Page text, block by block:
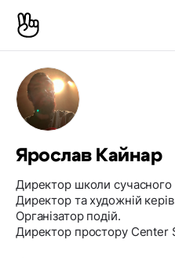
Ярослав Кайнар
Директор школи
Директор та художній
Організатор подій.
Директор простору Center